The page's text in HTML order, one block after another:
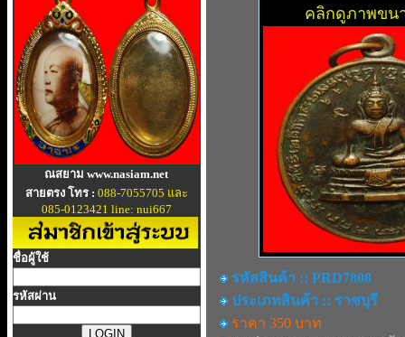
ณสยาม www.nasiam.net
สายตรง โทร : 088-7055705 และ
085-0123421 line: nui667
ชื่อผู้ใช้
รหัสผ่าน
คลิกดูภาพขน
รหัสสินค้า :: PRD7808
ประเภทสินค้า :: ราชบุรี
ราคา 350 บาท